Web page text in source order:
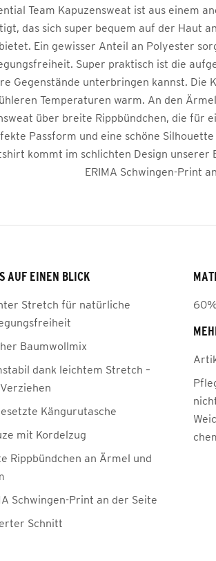
Team Kapuzensweat ist aus einem
das sich super bequem auf der Haut
bietet. Ein gewisser Anteil an Polyester
Super praktisch ist die
Gegenstände unterbringen kannst. Die
Temperaturen warm. An den
über breite Rippbündchen, die für
Passform und eine schöne
kommt im schlichten Design unserer
ERIMA Schwingen-Print
AUF EINEN BLICK
Stretch für natürliche
Baumwollmix
dank leichtem Stretch –
Kängurutasche
mit Kordelzug
Rippbündchen an Ärmel und
Schwingen-Print an der Seite
Schnitt